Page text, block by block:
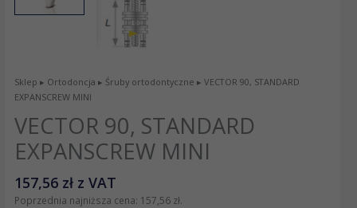
Sklep ▸ Ortodoncja ▸ Śruby ortodontyczne ▸ VECTOR 90, STANDARD
EXPANSCREW MINI
VECTOR 90, STANDARD
EXPANSCREW MINI
157,56 zł z VAT
Poprzednia najniższa cena: 157,56 zł.